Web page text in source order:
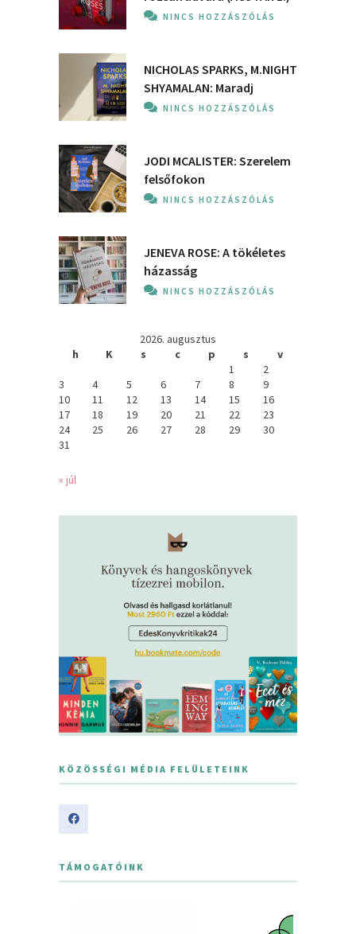
NINCS HOZZÁSZÓLÁS
NICHOLAS SPARKS, M.NIGHT
SHYAMALAN: Maradj
NINCS HOZZÁSZÓLÁS
JODI MCALISTER: Szerelem
felsőfokon
NINCS HOZZÁSZÓLÁS
JENEVA ROSE: A ​tökéletes
házasság
NINCS HOZZÁSZÓLÁS
2026. augusztus
h
K s c p s
v
1
2
3
4 5 6 7 8
9
10
11 12 13 14 15
16
17
18 19 20 21 22
23
24
25 26 27 28 29
30
31
« júl
KÖZÖSSÉGI MÉDIA FELÜLETEINK
TÁMOGATÓINK